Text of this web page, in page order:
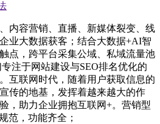
内容营销、直播、新媒体裂变、线
业大数据获客；结合大数据+AI智
点，跨平台采集公域、私域流量池
注于网站建设与SEO排名优化的
互联网时代，随着用户获取信息的
传的地基，发挥着越来越大的作
，助力企业拥抱互联网+。营销型
范，功能齐全；